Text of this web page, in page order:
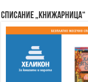
Списание „Книжарница“